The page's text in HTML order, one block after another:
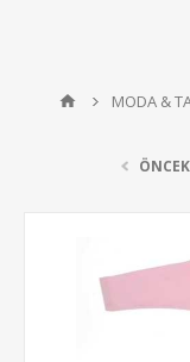
MODA &